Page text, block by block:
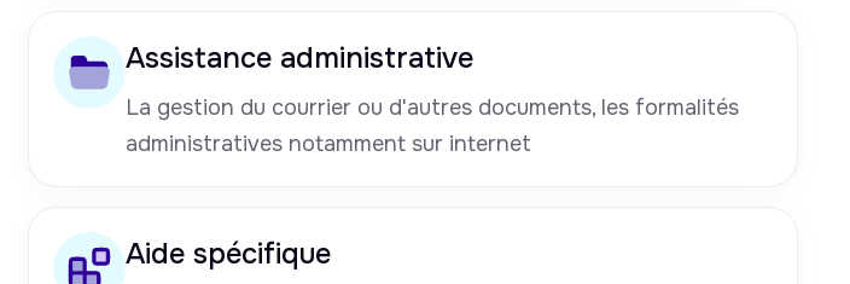
Assistance administrative
La gestion du courrier ou d'autres documents, les formalités
administratives notamment sur internet
Aide spécifique